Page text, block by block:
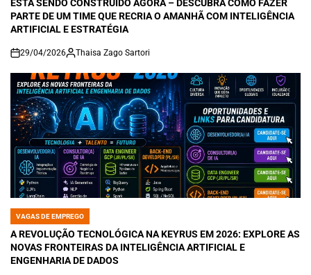
ESTÁ SENDO CONSTRUÍDO AGORA – DESCUBRA COMO FAZER
PARTE DE UM TIME QUE RECRIA O AMANHÃ COM INTELIGÊNCIA
ARTIFICIAL E ESTRATÉGIA
on
29/04/2026 Thaisa Zago Sartori
POSTED
IN
VAGAS DE EMPREGO
A REVOLUÇÃO TECNOLÓGICA NA KEYRUS EM 2026: EXPLORE AS
NOVAS FRONTEIRAS DA INTELIGÊNCIA ARTIFICIAL E
ENGENHARIA DE DADOS